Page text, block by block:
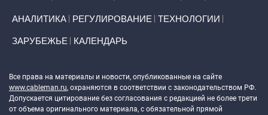
АНАЛИТИКА РЕГУЛИРОВАНИЕ ТЕХНОЛОГИИ
ЗАРУБЕЖЬЕ КАЛЕНДАРЬ
Все права на материалы и новости, опубликованные на сайте
www.cableman.ru, охраняются в соответствии с законодательством РФ.
Допускается цитирование без согласования с редакцией не более трети
от объема оригинального материала, с обязательной прямой